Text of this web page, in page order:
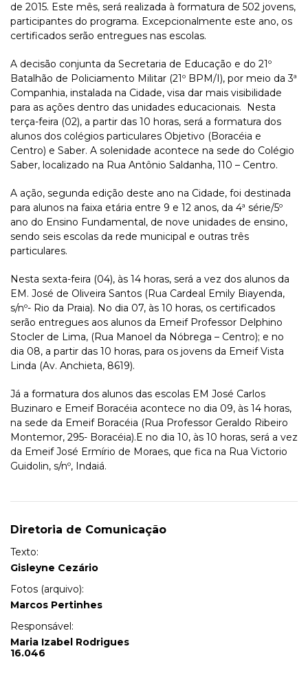
de 2015. Este mês, será realizada à formatura de 502 jovens,
participantes do programa. Excepcionalmente este ano, os
certificados serão entregues nas escolas.
A decisão conjunta da Secretaria de Educação e do 21º
Batalhão de Policiamento Militar (21º BPM/I), por meio da 3ª
Companhia, instalada na Cidade, visa dar mais visibilidade
para as ações dentro das unidades educacionais. Nesta
terça-feira (02), a partir das 10 horas, será a formatura dos
alunos dos colégios particulares Objetivo (Boracéia e
Centro) e Saber. A solenidade acontece na sede do Colégio
Saber, localizado na Rua Antônio Saldanha, 110 – Centro.
A ação, segunda edição deste ano na Cidade, foi destinada
para alunos na faixa etária entre 9 e 12 anos, da 4ª série/5º
ano do Ensino Fundamental, de nove unidades de ensino,
sendo seis escolas da rede municipal e outras três
particulares.
Nesta sexta-feira (04), às 14 horas, será a vez dos alunos da
EM. José de Oliveira Santos (Rua Cardeal Emily Biayenda,
s/nº- Rio da Praia). No dia 07, às 10 horas, os certificados
serão entregues aos alunos da Emeif Professor Delphino
Stocler de Lima, (Rua Manoel da Nóbrega – Centro); e no
dia 08, a partir das 10 horas, para os jovens da Emeif Vista
Linda (Av. Anchieta, 8619).
Já a formatura dos alunos das escolas EM José Carlos
Buzinaro e Emeif Boracéia acontece no dia 09, às 14 horas,
na sede da Emeif Boracéia (Rua Professor Geraldo Ribeiro
Montemor, 295- Boracéia).E no dia 10, às 10 horas, será a vez
da Emeif José Ermírio de Moraes, que fica na Rua Victorio
Guidolin, s/nº, Indaiá.
Diretoria de Comunicação
Texto:
Gisleyne Cezário
Fotos (arquivo):
Marcos Pertinhes
Responsável:
Maria Izabel Rodrigues
16.046